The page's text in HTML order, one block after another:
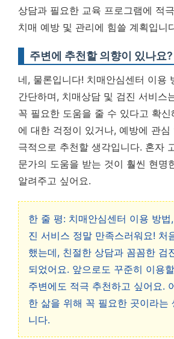
상담과 필요한 교육 프로그램에 적
치매 예방 및 관리에 힘쓸 계획입니
주변에 추천할 의향이 있나요?
네, 물론입니다! 치매안심센터 이용
간단하며, 치매상담 및 검진 서비스
꼭 필요한 도움을 줄 수 있다고 확신
에 대한 걱정이 있거나, 예방에 관심
극적으로 추천할 생각입니다. 혼자
문가의 도움을 받는 것이 훨씬 현명
알려주고 싶어요.
한 줄 평: 치매안심센터 이용 방법
진 서비스 정말 만족스러워요! 처
했는데, 친절한 상담과 꼼꼼한 검
되었어요. 앞으로도 꾸준히 이용
주변에도 적극 추천하고 싶어요.
한 삶을 위해 꼭 필요한 곳이라는
니다.